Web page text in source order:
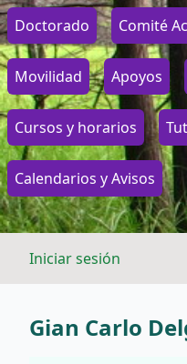
Doctorado Comité
Movilidad Apoyos
Cursos y horarios
Calendarios y Avisos
Iniciar sesión
Gian Carlo